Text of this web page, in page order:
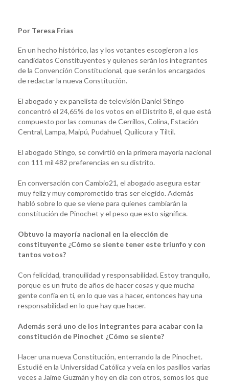
Por Teresa Frìas
En un hecho histórico, las y los votantes escogieron a los
candidatos Constituyentes y quienes serán los integrantes
de la Convención Constitucional, que serán los encargados
de redactar la nueva Constitución.
El abogado y ex panelista de televisión Daniel Stingo
concentró el 24,65% de los votos en el Distrito 8, el que está
compuesto por las comunas de Cerrillos, Colina, Estación
Central, Lampa, Maipú, Pudahuel, Quilicura y Tiltil.
El abogado Stingo, se convirtió en la primera mayoría nacional
con 111 mil 482 preferencias en su distrito.
En conversación con Cambio21, el abogado asegura estar
muy feliz y muy comprometido tras ser elegido. Además
habló sobre lo que se viene para quienes cambiarán la
constitución de Pinochet y el peso que esto significa.
Obtuvo la mayoría nacional en la elección de
constituyente ¿Cómo se siente tener este triunfo y con
tantos votos?
Con felicidad, tranquilidad y responsabilidad. Estoy tranquilo,
porque es un fruto de años de hacer cosas y que mucha
gente confía en ti, en lo que vas a hacer, entonces hay una
responsabilidad en lo que hay que hacer.
Además será uno de los integrantes para acabar con la
constitución de Pinochet ¿Cómo se siente?
Hacer una nueva Constitución, enterrando la de Pinochet.
Estudié en la Universidad Católica y veía en los pasillos varias
veces a Jaime Guzmán y hoy en día con otros, somos los que